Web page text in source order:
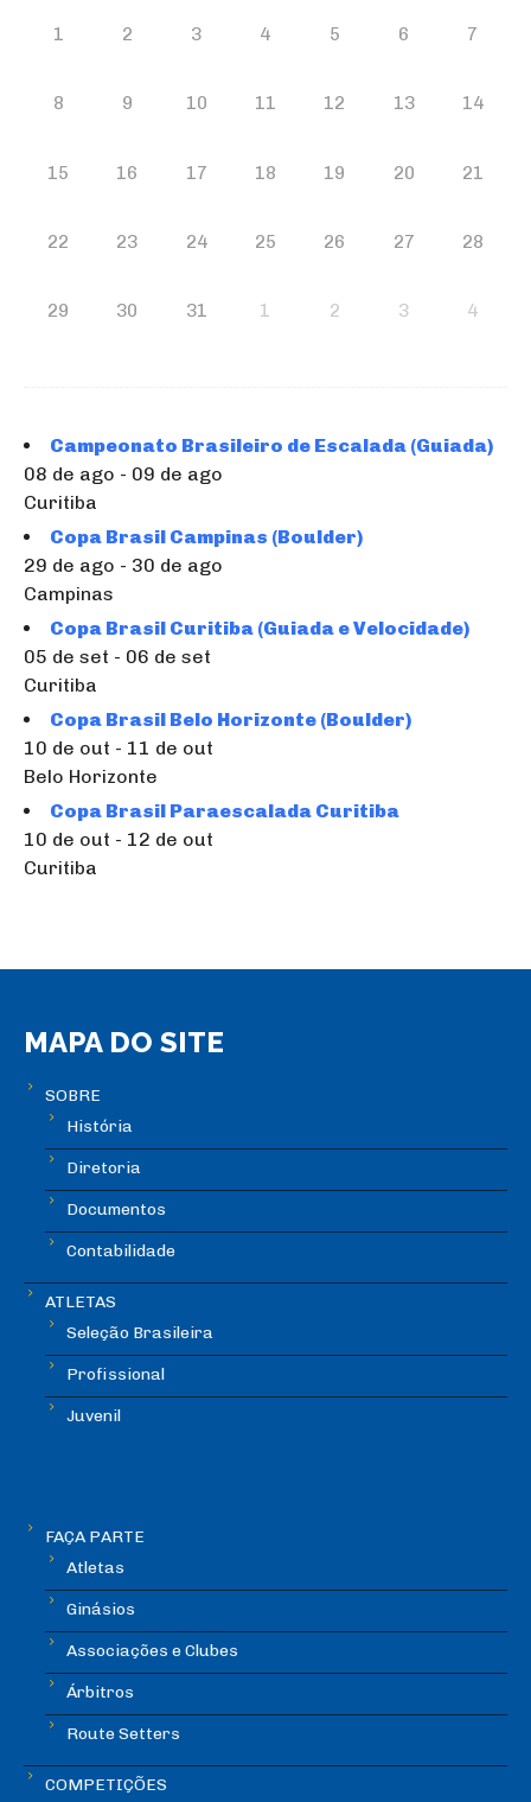
1 2 3 4 5 6 7
8 9 10 11 12 13 14
15 16 17 18 19 20 21
22 23 24 25 26 27 28
29 30 31 1 2 3 4
Campeonato Brasileiro de Escalada (Guiada)
08 de ago - 09 de ago
Curitiba
Copa Brasil Campinas (Boulder)
29 de ago - 30 de ago
Campinas
Copa Brasil Curitiba (Guiada e Velocidade)
05 de set - 06 de set
Curitiba
Copa Brasil Belo Horizonte (Boulder)
10 de out - 11 de out
Belo Horizonte
Copa Brasil Paraescalada Curitiba
10 de out - 12 de out
Curitiba
MAPA DO SITE
SOBRE
História
Diretoria
Documentos
Contabilidade
ATLETAS
Seleção Brasileira
Profissional
Juvenil
FAÇA PARTE
Atletas
Ginásios
Associações e Clubes
Árbitros
Route Setters
COMPETIÇÕES